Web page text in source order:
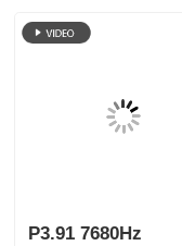
P3.91 7680Hz